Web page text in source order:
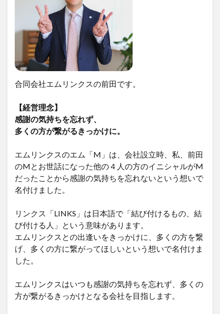
合同会社エムリンクスの前田です。
【経営理念】
感謝の気持ちを忘れず、
多くの方が繋がるきっかけに。
エムリンクスのエム「M」は、会社設立時、私、前田
のMとお世話になった他の４人の方のイニシャルがM
だったことから感謝の気持ちを忘れないという想いで
名付けました。
リンクス「LINKS」は日本語で「結び付けるもの、結
び付ける人」という意味があります。
エムリンクスとの出逢いをきっかけに、多くの方を繋
げ、多くの方に繋がってほしいという想いで名付けま
した。
エムリンクスはいつも感謝の気持ちを忘れず、多くの
方が繋がるきっかけとなる会社を目指します。